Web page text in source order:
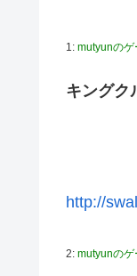
【艦これ
【艦これ
【朗報】
1: mutyunのゲ
キングク
http://
2: mutyunのゲ